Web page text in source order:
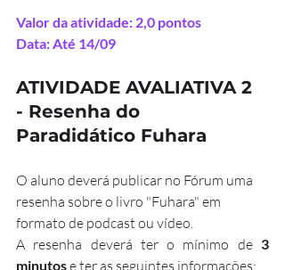
Valor da atividade: 2,0 pontos
Data: Até 14/09
ATIVIDADE AVALIATIVA 2
- Resenha do
Paradidático Fuhara
O aluno deverá publicar no Fórum uma
resenha sobre o livro "Fuhara" em
formato de podcast ou vídeo.
A resenha deverá ter o mínimo de 3
minutos e ter as seguintes informações: